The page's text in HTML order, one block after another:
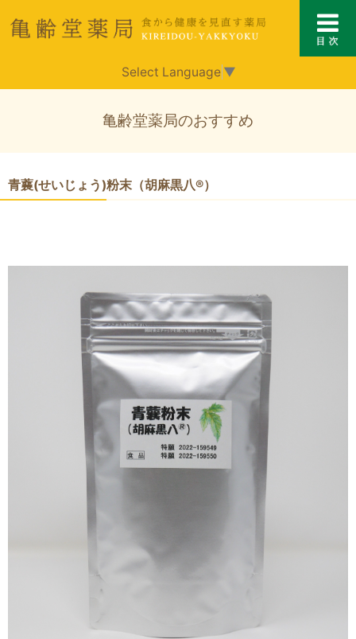
Select Language ▼
亀齢堂薬局のおすすめ
青蘘(せいじょう)粉末（胡麻黒八®）